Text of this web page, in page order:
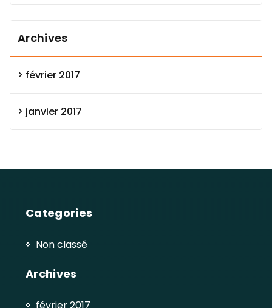
Archives
février 2017
janvier 2017
Categories
Non classé
Archives